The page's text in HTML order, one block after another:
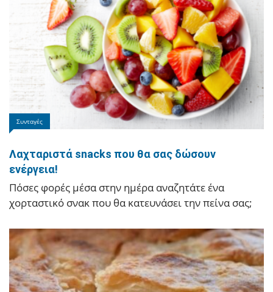
Σε εξέλιξη επιχείρηση εντοπισμού 64χρονης
που αποπροσανατολίστηκε κοντά στη Ζαραβίνα
Σε εξέλιξη βρίσκεται επιχείρηση για τον εντοπισμό
μίας 64χρονης Ελληνίδας, η οποία
αποπροσανατολίστηκε στην περιοχή ανάμεσα στη
Βήσσανη και τη…
Συνταγές
Λαχταριστά snacks που θα σας δώσουν
ενέργεια!
Πόσες φορές μέσα στην ημέρα αναζητάτε ένα
χορταστικό σνακ που θα κατευνάσει την πείνα σας;